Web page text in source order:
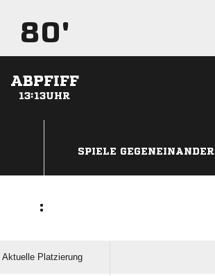
80'
ABPFIFF
13:13UHR
SPIELE GEGENEINANDER
:
Aktuelle Platzierung